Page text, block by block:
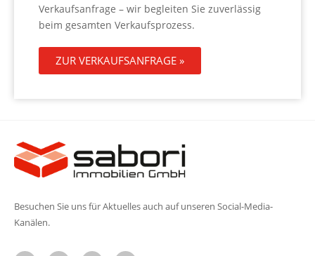
Verkaufsanfrage – wir begleiten Sie zuverlässig
beim gesamten Verkaufsprozess.
ZUR VERKAUFSANFRAGE »
Besuchen Sie uns für Aktuelles auch auf unseren Social-Media-
Kanälen.